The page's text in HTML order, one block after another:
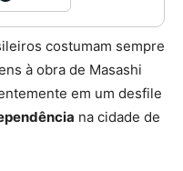
costumam sempre
à obra de Masashi
em um desfile
na cidade de